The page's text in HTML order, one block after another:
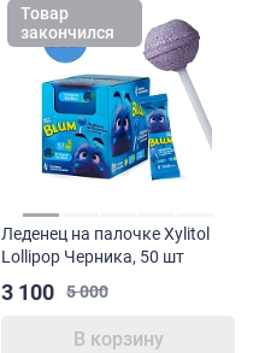
Товар
закончился
Леденец на палочке Xylitol
Lollipop Черника, 50 шт
5 000
3 100
В корзину